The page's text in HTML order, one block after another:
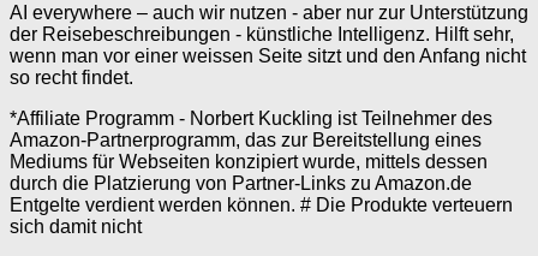
AI everywhere – auch wir nutzen - aber nur zur Unterstützung
der Reisebeschreibungen - künstliche Intelligenz. Hilft sehr,
wenn man vor einer weissen Seite sitzt und den Anfang nicht
so recht findet.
*Affiliate Programm - Norbert Kuckling ist Teilnehmer des
Amazon-Partnerprogramm, das zur Bereitstellung eines
Mediums für Webseiten konzipiert wurde, mittels dessen
durch die Platzierung von Partner-Links zu Amazon.de
Entgelte verdient werden können. # Die Produkte verteuern
sich damit nicht